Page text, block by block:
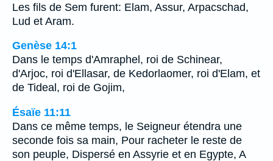
Les fils de Sem furent: Elam, Assur, Arpacschad,
Lud et Aram.
Genèse 14:1
Dans le temps d'Amraphel, roi de Schinear,
d'Arjoc, roi d'Ellasar, de Kedorlaomer, roi d'Elam, et
de Tideal, roi de Gojim,
Ésaïe 11:11
Dans ce même temps, le Seigneur étendra une
seconde fois sa main, Pour racheter le reste de
son peuple, Dispersé en Assyrie et en Egypte, A